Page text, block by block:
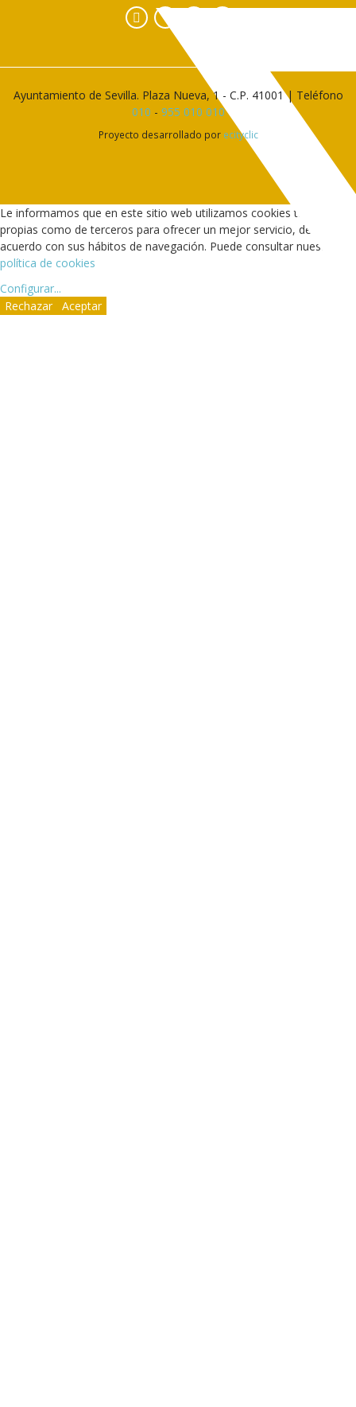
Facebook
Ayuntamiento de Sevilla. Plaza Nueva, 1 - C.P. 41001 | Teléfono
010 - 955 010 010
Proyecto desarrollado por ecityclic
Le informamos que en este sitio web utilizamos cookies tanto
propias como de terceros para ofrecer un mejor servicio, de
acuerdo con sus hábitos de navegación. Puede consultar nuestra
política de cookies
Configurar...
Rechazar
Aceptar